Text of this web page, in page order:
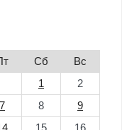
Сб
Вс
1
2
7 8
9
15 16